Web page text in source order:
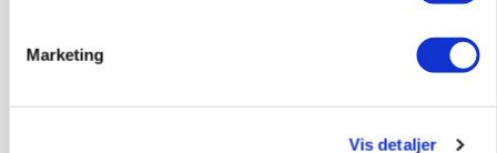
Marketing
Vis detaljer
MARKED